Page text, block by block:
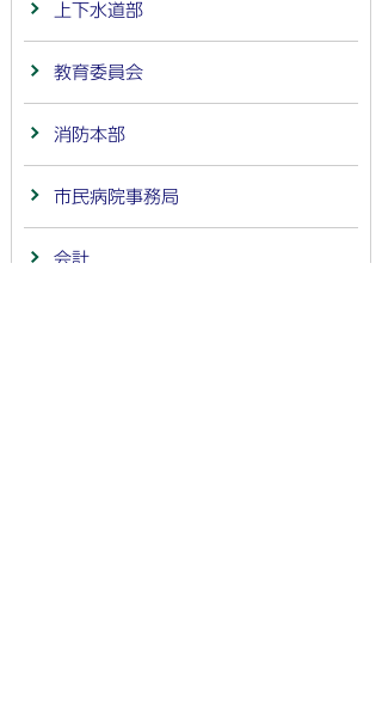
上下水道部
教育委員会
消防本部
市民病院事務局
会計